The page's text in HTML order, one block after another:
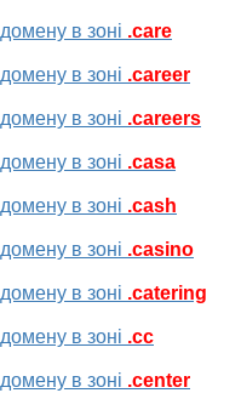
в зоні .care
в зоні .career
в зоні .careers
в зоні .casa
в зоні .cash
в зоні .casino
в зоні .catering
в зоні .cc
в зоні .center